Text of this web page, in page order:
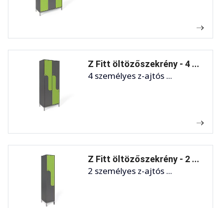
Z Fitt öltözőszekrény - 4 ...
4 személyes z-ajtós ...
Z Fitt öltözőszekrény - 2 ...
2 személyes z-ajtós ...